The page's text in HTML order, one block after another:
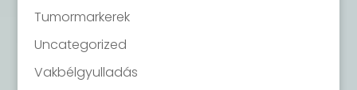
Tumormarkerek
Uncategorized
Vakbélgyulladás